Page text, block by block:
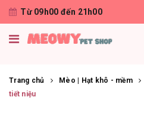
Từ 09h00 đến 21h00
Trang chủ Mèo | Hạt khô - mềm
tiết niệu